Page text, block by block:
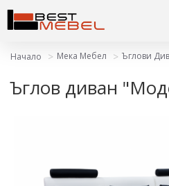
Начало Мека Мебел Ъглови
Ъглов диван